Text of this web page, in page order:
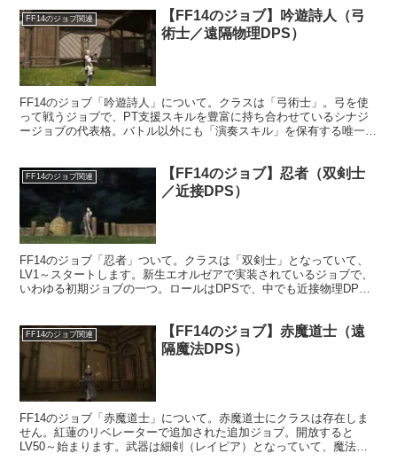
FF14のジョブ関連
【FF14のジョブ】吟遊詩人（弓
術士／遠隔物理DPS）
FF14のジョブ「吟遊詩人」について。クラスは「弓術士」。弓を使
って戦うジョブで、PT支援スキルを豊富に持ち合わせているシナジ
ージョブの代表格。バトル以外にも「演奏スキル」を保有する唯一無
FF14のジョブ関連
【FF14のジョブ】忍者（双剣士
／近接DPS）
FF14のジョブ「忍者」ついて。クラスは「双剣士」となっていて、
LV1～スタートします。新生エオルゼアで実装されているジョブで、
いわゆる初期ジョブの一つ。ロールはDPSで、中でも近接物理DPS
FF14のジョブ関連
【FF14のジョブ】赤魔道士（遠
隔魔法DPS）
FF14のジョブ「赤魔道士」について。赤魔道士にクラスは存在しま
せん。紅蓮のリベレーターで追加された追加ジョブ。開放すると
LV50～始まります。武器は細剣（レイピア）となっていて、魔法と